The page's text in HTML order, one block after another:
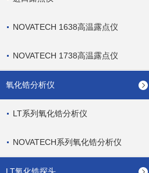
NOVATECH 1638高温露点仪
NOVATECH 1738高温露点仪
氧化锆分析仪
LT系列氧化锆分析仪
NOVATECH系列氧化锆分析仪